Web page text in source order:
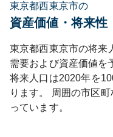
東京都西東京市の
資産価値・将来性
東京都西東京市の将来
需要および資産価値を
将来人口は2020年を
ります。
周囲の市区町
っています。